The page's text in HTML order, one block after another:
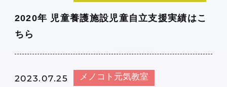
2020年 児童養護施設児童自立支援実績はこ
ちら
2023.07.25 メノコト元気教室